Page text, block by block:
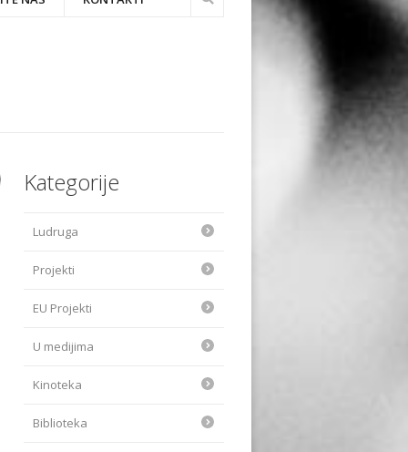
Kategorije
Ludruga
Projekti
EU Projekti
U medijima
Kinoteka
Biblioteka